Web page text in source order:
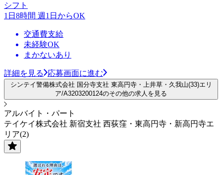
シフト
1日8時間 週1日からOK
交通費支給
未経験OK
まかないあり
詳細を見る 応募画面に進む
シンテイ警備株式会社 国分寺支社 東高円寺・上井草・久我山(33)エリ
ア/A3203200124のその他の求人を見る
アルバイト・パート
テイケイ株式会社 新宿支社 西荻窪・東高円寺・新高円寺エ
リア(2)